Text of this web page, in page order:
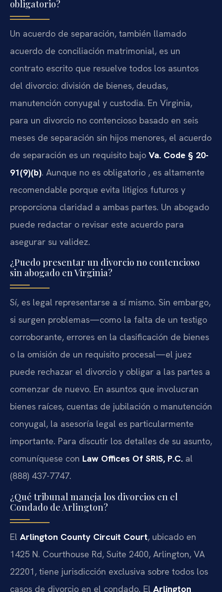
obligatorio?
Un acuerdo de separación, también llamado
acuerdo de conciliación matrimonial, es un
contrato escrito que resuelve todos los asuntos
del divorcio: división de bienes, deudas,
manutención conyugal y custodia. En Virginia,
para un divorcio no contencioso basado en seis
meses de separación sin hijos menores, el acuerdo
de separación es un requisito bajo Va. Code § 20-
91(9)(b). Aunque no es obligatorio , es altamente
recomendable porque evita litigios futuros y
proporciona claridad a ambas partes. Un abogado
puede redactar o revisar este acuerdo para
asegurar su validez.
¿Puedo presentar un divorcio no contencioso
sin abogado en Virginia?
Sí, es legal representarse a sí mismo. Sin embargo,
si surgen problemas—como la falta de un testigo
corroborante, errores en la clasificación de bienes
o la omisión de un requisito procesal—el juez
puede rechazar el divorcio y obligar a las partes a
comenzar de nuevo. En asuntos que involucran
bienes raíces, cuentas de jubilación o manutención
conyugal, la asesoría legal es particularmente
importante. Para discutir los detalles de su asunto,
comuníquese con Law Offices Of SRIS, P.C. al
(888) 437-7747.
¿Qué tribunal maneja los divorcios en el
Condado de Arlington?
El Arlington County Circuit Court, ubicado en
1425 N. Courthouse Rd, Suite 2400, Arlington, VA
22201, tiene jurisdicción exclusiva sobre todos los
casos de divorcio en el condado. El Arlington